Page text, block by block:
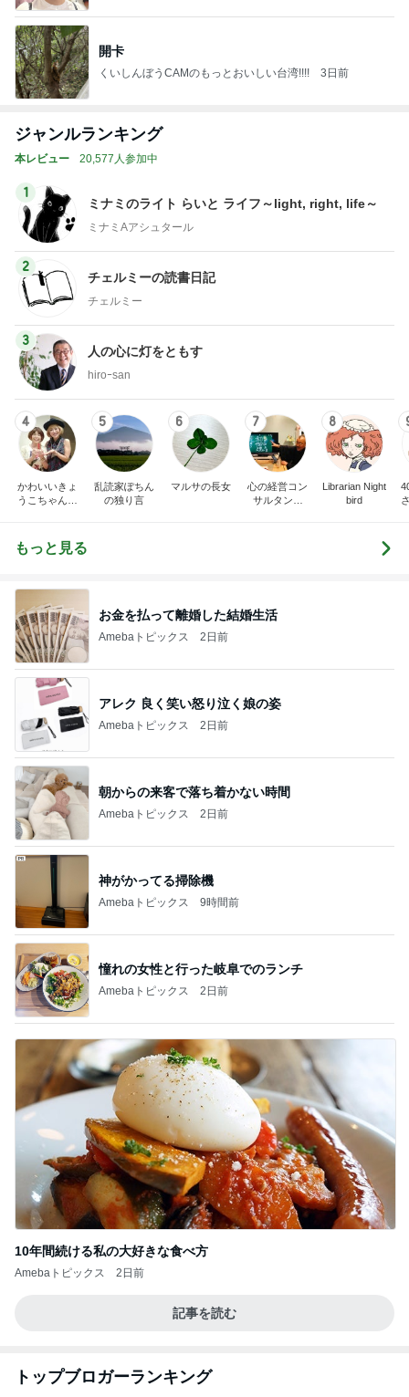
開卡
くいしんぼうCAMのもっとおいしい台湾!!!! 3日前
ジャンルランキング
本レビュー 20,577人参加中
1
ミナミのライト らいと ライフ～light, right, life～
ミナミAアシュタール
2
チェルミーの読書日記
チェルミー
3
人の心に灯をともす
hiroｰsan
4
かわいいきょ
うこちゃんブ
5
乱読家ぽちん
の独り言
6
マルサの長女
7
心の経営コン
サルタント
8
Librarian Night
bird
もっと見る
お金を払って離婚した結婚生活
Amebaトピックス 2日前
アレク 良く笑い怒り泣く娘の姿
Amebaトピックス 2日前
朝からの来客で落ち着かない時間
Amebaトピックス 2日前
神がかってる掃除機
Amebaトピックス 9時間前
憧れの女性と行った岐阜でのランチ
Amebaトピックス 2日前
10年間続ける私の大好きな食べ方
Amebaトピックス 2日前
記事を読む
トップブロガーランキング